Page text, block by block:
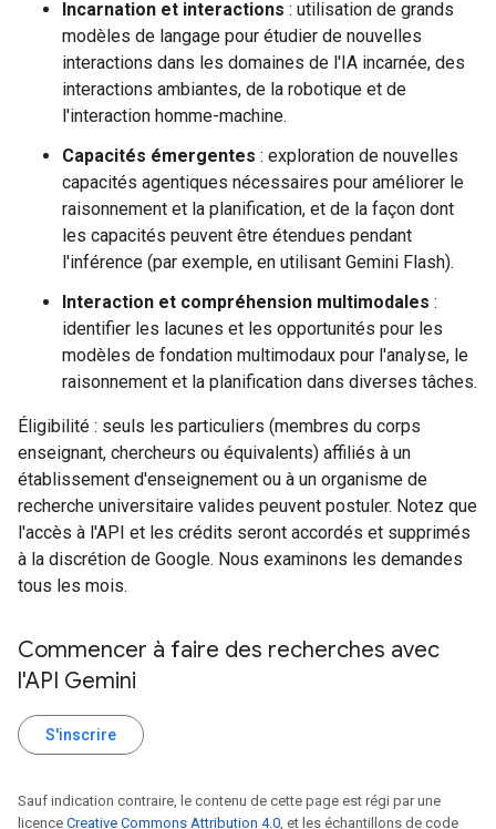
Incarnation et interactions : utilisation de grands
modèles de langage pour étudier de nouvelles
interactions dans les domaines de l'IA incarnée, des
interactions ambiantes, de la robotique et de
l'interaction homme-machine.
Capacités émergentes : exploration de nouvelles
capacités agentiques nécessaires pour améliorer le
raisonnement et la planification, et de la façon dont
les capacités peuvent être étendues pendant
l'inférence (par exemple, en utilisant Gemini Flash).
Interaction et compréhension multimodales :
identifier les lacunes et les opportunités pour les
modèles de fondation multimodaux pour l'analyse, le
raisonnement et la planification dans diverses tâches.
Éligibilité : seuls les particuliers (membres du corps
enseignant, chercheurs ou équivalents) affiliés à un
établissement d'enseignement ou à un organisme de
recherche universitaire valides peuvent postuler. Notez que
l'accès à l'API et les crédits seront accordés et supprimés
à la discrétion de Google. Nous examinons les demandes
tous les mois.
Commencer à faire des recherches avec
l'API Gemini
S'inscrire
Sauf indication contraire, le contenu de cette page est régi par une
licence Creative Commons Attribution 4.0 , et les échantillons de code